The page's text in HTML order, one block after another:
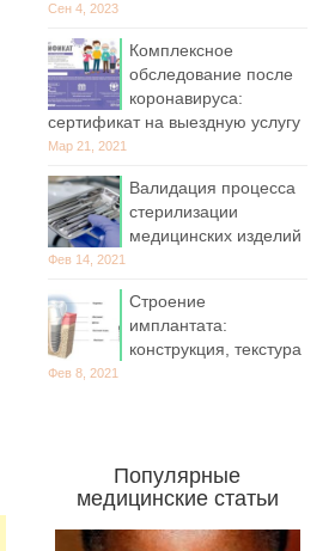
Сен 4, 2023
Комплексное
обследование после
коронавируса:
сертификат на выездную услугу
Мар 21, 2021
Валидация процесса
стерилизации
медицинских изделий
Фев 14, 2021
Строение
имплантата:
конструкция, текстура
Фев 8, 2021
Популярные
медицинские статьи